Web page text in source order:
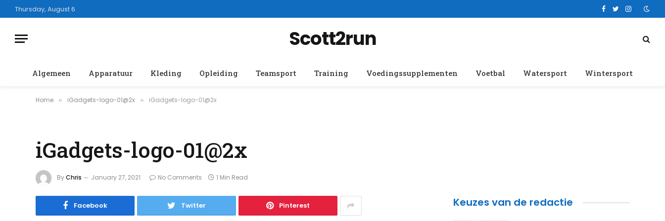
Thursday, August 6 Facebook
TwitterInstagram
Scott2run
Algemeen Apparatuur Kleding Opleiding Teamsport Training Voedingssupplementen Voetbal Watersport Wintersport
Home » iGadgets-logo-01@2x » iGadgets-logo-01@2x
iGadgets-logo-01@2x
ByChris January 27, 2021 No Comments 1 Min Read
Facebook Twitter Pinterest Keuzes van de redactie